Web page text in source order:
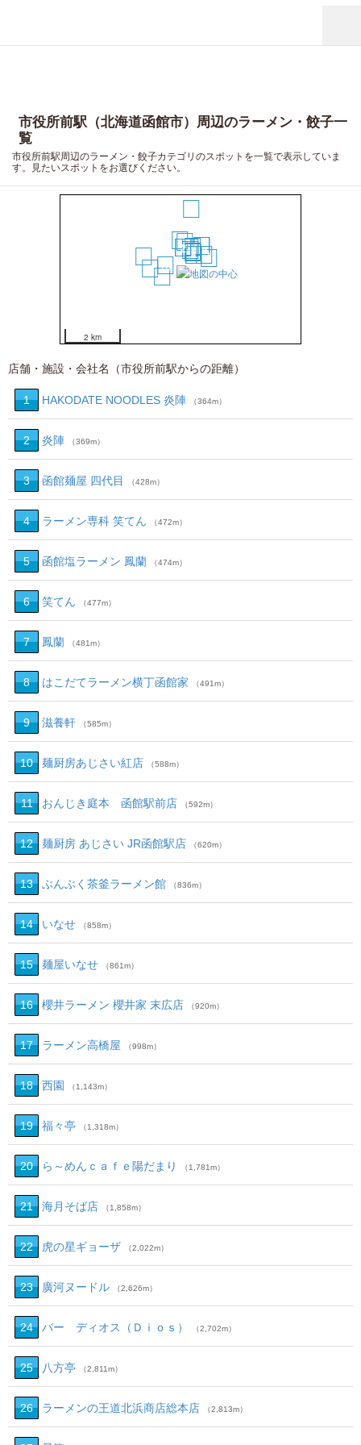
市役所前駅（北海道函館市）周辺のラーメン・餃子一
覧
市役所前駅周辺のラーメン・餃子カテゴリのスポットを一覧で表示していま
す。見たいスポットをお選びください。
1
234
5
6
7
89
10
11
12
13
14
15
16
17
18
19
2 km
店舗・施設・会社名（市役所前駅からの距離）
1 HAKODATE NOODLES 炎陣 （364m）
2 炎陣 （369m）
3 函館麺屋 四代目 （428m）
4 ラーメン専科 笑てん （472m）
5 函館塩ラーメン 鳳蘭 （474m）
6 笑てん （477m）
7 鳳蘭 （481m）
8 はこだてラーメン横丁函館家 （491m）
9 滋養軒 （585m）
10 麺厨房あじさい紅店 （588m）
11 おんじき庭本 函館駅前店 （592m）
12 麺厨房 あじさい JR函館駅店 （620m）
13 ぶんぶく茶釜ラーメン館 （836m）
14 いなせ （858m）
15 麺屋いなせ （861m）
16 櫻井ラーメン 櫻井家 末広店 （920m）
17 ラーメン高橋屋 （998m）
18 西園 （1,143m）
19 福々亭 （1,318m）
20 ら～めんｃａｆｅ陽だまり （1,781m）
21 海月そば店 （1,858m）
22 虎の星ギョーザ （2,022m）
23 廣河ヌードル （2,626m）
24 バー ディオス（Ｄｉｏｓ） （2,702m）
25 八方亭 （2,811m）
26 ラーメンの王道北浜商店総本店 （2,813m）